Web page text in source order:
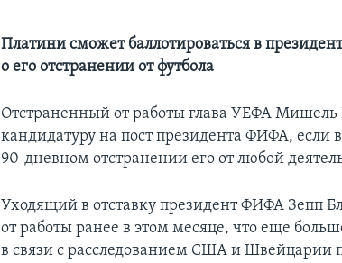
Платини сможет баллотироваться в
о его отстранении от футбола
Отстраненный от работы глава УЕФА
кандидатуру на пост президента ФИФА,
90-дневном отстранении его от любой
Уходящий в отставку президент ФИФА Зепп
от работы ранее в этом месяце, что еще
в связи с расследованием США и Швейцарии